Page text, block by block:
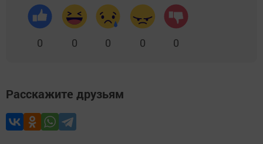
0 0 0 0 0
Расскажите друзьям